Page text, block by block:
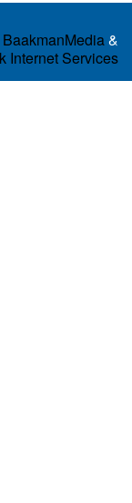
BaakmanMedia&
Internet Services